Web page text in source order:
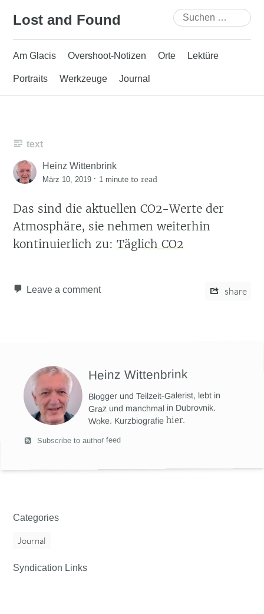
Lost and Found
Suchen
nach:
Am Glacis Overshoot-Notizen Orte Lektüre
Portraits Werkzeuge Journal
text
Heinz Wittenbrink
März 10, 2019 · 1 minute to read
Das sind die aktuellen CO2-Werte der
Atmosphäre, sie nehmen weiterhin
kontinuierlich zu:Täglich CO2
Leave a comment share
Heinz Wittenbrink
Blogger und Teilzeit-Galerist, lebt in
Graz und manchmal in Dubrovnik.
Woke. Kurzbiografiehier.
Subscribe to author feed
Categories
Journal
Syndication Links